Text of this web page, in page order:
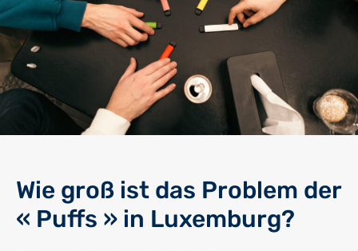
Wie groß ist das Problem der
« Puffs » in Luxemburg?